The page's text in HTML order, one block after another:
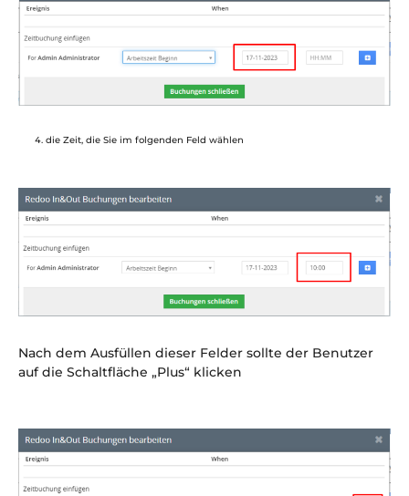
die Zeit, die Sie im folgenden Feld wählen
Nach dem Ausfüllen dieser Felder sollte der Benutzer
auf die Schaltfläche „Plus“ klicken